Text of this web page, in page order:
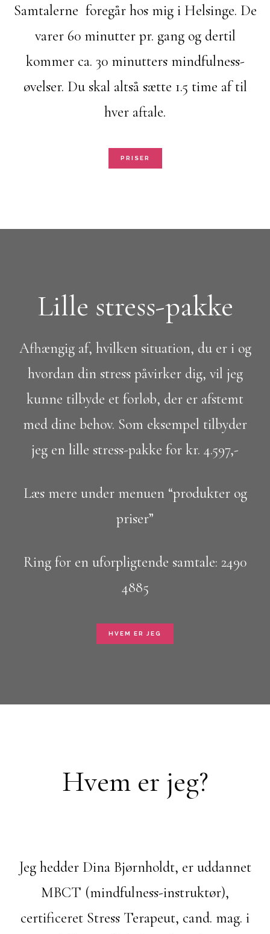
Samtalerne foregår hos mig i Helsinge. De
varer 60 minutter pr. gang og dertil
kommer ca. 30 minutters mindfulness-
øvelser. Du skal altså sætte 1.5 time af til
hver aftale.
PRISER
Lille stress-pakke
Afhængig af, hvilken situation, du er i og
hvordan din stress påvirker dig, vil jeg
kunne tilbyde et forløb, der er afstemt
med dine behov. Som eksempel tilbyder
jeg en lille stress-pakke for kr. 4.597,-
Læs mere under menuen “produkter og
priser”
Ring for en uforpligtende samtale: 2490
4885
HVEM ER JEG
Hvem er jeg?
Jeg hedder Dina Bjørnholdt, er uddannet
MBCT (mindfulness-instruktør),
certificeret Stress Terapeut, cand. mag. i